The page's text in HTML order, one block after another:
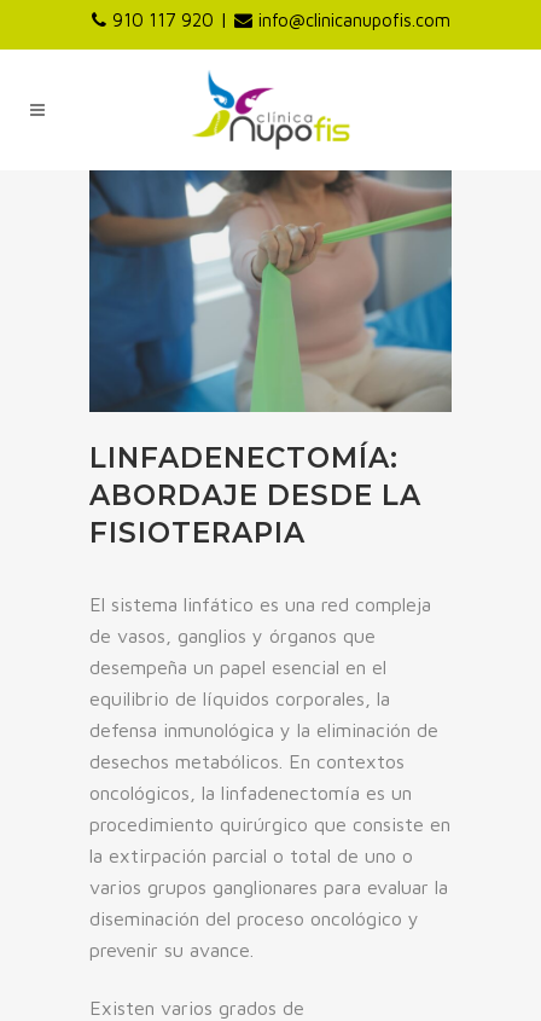
910 117 920 | info@clinicanupofis.com
LINFADENECTOMÍA:
ABORDAJE DESDE LA
FISIOTERAPIA
El sistema linfático es una red compleja
de vasos, ganglios y órganos que
desempeña un papel esencial en el
equilibrio de líquidos corporales, la
defensa inmunológica y la eliminación de
desechos metabólicos. En contextos
oncológicos, la linfadenectomía es un
procedimiento quirúrgico que consiste en
la extirpación parcial o total de uno o
varios grupos ganglionares para evaluar la
diseminación del proceso oncológico y
prevenir su avance.
Existen varios grados de